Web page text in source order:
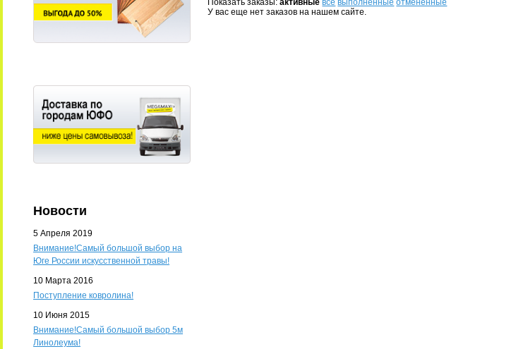
Новости
5 Апреля 2019
Внимание!Самый большой выбор на
Юге России искусственной травы!
10 Марта 2016
Поступление ковролина!
10 Июня 2015
Внимание!Самый большой выбор 5м
Линолеума!
Показать заказы: активные все выполненные отмененные
У вас еще нет заказов на нашем сайте.